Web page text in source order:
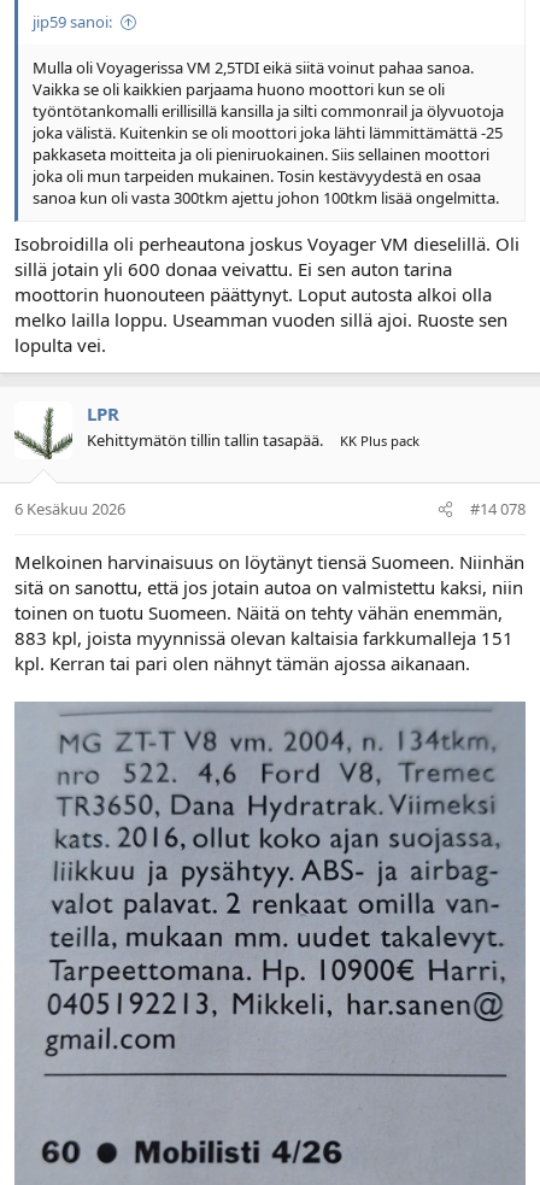
jip59 sanoi:
Mulla oli Voyagerissa VM 2,5TDI eikä siitä voinut pahaa sanoa.
Vaikka se oli kaikkien parjaama huono moottori kun se oli
työntötankomalli erillisillä kansilla ja silti commonrail ja ölyvuotoja
joka välistä. Kuitenkin se oli moottori joka lähti lämmittämättä -25
pakkaseta moitteita ja oli pieniruokainen. Siis sellainen moottori
joka oli mun tarpeiden mukainen. Tosin kestävyydestä en osaa
sanoa kun oli vasta 300tkm ajettu johon 100tkm lisää ongelmitta.
Isobroidilla oli perheautona joskus Voyager VM dieselillä. Oli
sillä jotain yli 600 donaa veivattu. Ei sen auton tarina
moottorin huonouteen päättynyt. Loput autosta alkoi olla
melko lailla loppu. Useamman vuoden sillä ajoi. Ruoste sen
lopulta vei.
LPR
Kehittymätön tillin tallin tasapää. KK Plus pack
6 Kesäkuu 2026 #14 078
Melkoinen harvinaisuus on löytänyt tiensä Suomeen. Niinhän
sitä on sanottu, että jos jotain autoa on valmistettu kaksi, niin
toinen on tuotu Suomeen. Näitä on tehty vähän enemmän,
883 kpl, joista myynnissä olevan kaltaisia farkkumalleja 151
kpl. Kerran tai pari olen nähnyt tämän ajossa aikanaan.